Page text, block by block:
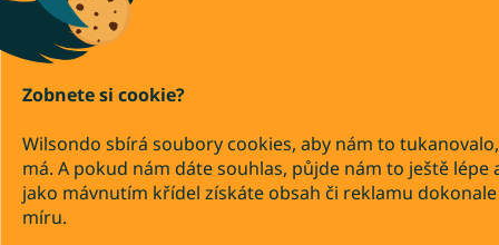
Zobnete si cookie?
Wilsondo sbírá soubory cookies, aby nám to
má. A pokud nám dáte souhlas, půjde nám to ještě lépe
jako mávnutím křídel získáte obsah či reklamu
míru.